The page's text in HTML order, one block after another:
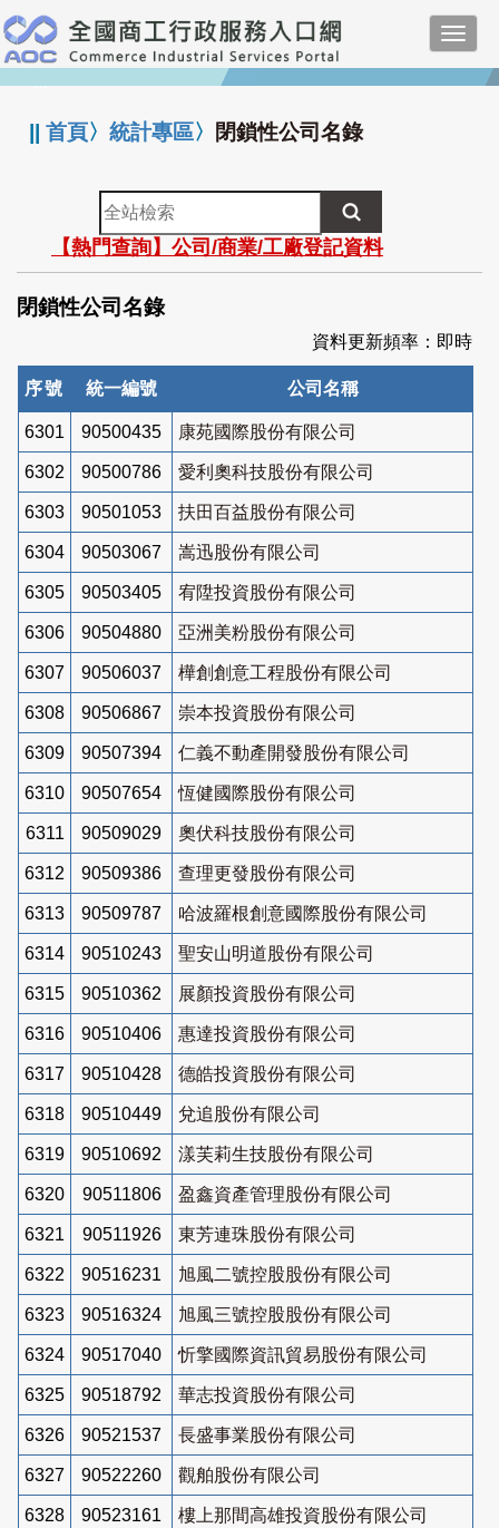
跳
到
主
要
:::
||首頁〉統計專區〉 閉鎖性公司名錄
全
站
檢
索
【熱門查詢】公司/商業/工廠登記資料
閉鎖性公司名錄
資料更新頻率：即時
序號 統一編號 公司名稱
6301 90500435 康苑國際股份有限公司
6302 90500786 愛利奧科技股份有限公司
6303 90501053 扶田百益股份有限公司
6304 90503067 嵩迅股份有限公司
6305 90503405 宥陞投資股份有限公司
6306 90504880 亞洲美粉股份有限公司
6307 90506037 樺創創意工程股份有限公司
6308 90506867 崇本投資股份有限公司
6309 90507394 仁義不動產開發股份有限公司
6310 90507654 恆健國際股份有限公司
6311 90509029 奧伏科技股份有限公司
6312 90509386 查理更發股份有限公司
6313 90509787 哈波羅根創意國際股份有限公司
6314 90510243 聖安山明道股份有限公司
6315 90510362 展顏投資股份有限公司
6316 90510406 惠達投資股份有限公司
6317 90510428 德皓投資股份有限公司
6318 90510449 兌追股份有限公司
6319 90510692 漾芙莉生技股份有限公司
6320 90511806 盈鑫資產管理股份有限公司
6321 90511926 東芳連珠股份有限公司
6322 90516231 旭風二號控股股份有限公司
6323 90516324 旭風三號控股股份有限公司
6324 90517040 忻擎國際資訊貿易股份有限公司
6325 90518792 華志投資股份有限公司
6326 90521537 長盛事業股份有限公司
6327 90522260 觀舶股份有限公司
6328 90523161 樓上那間高雄投資股份有限公司